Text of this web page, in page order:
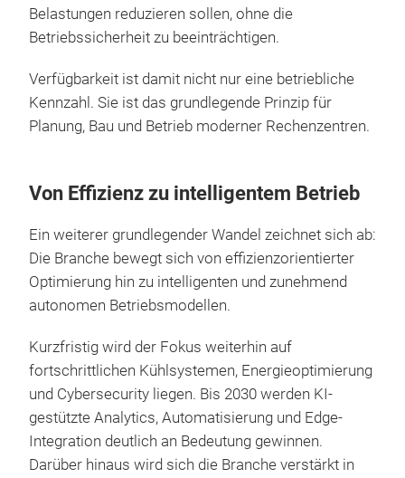
Belastungen reduzieren sollen, ohne die
Betriebssicherheit zu beeinträchtigen.
Verfügbarkeit ist damit nicht nur eine betriebliche
Kennzahl. Sie ist das grundlegende Prinzip für
Planung, Bau und Betrieb moderner Rechenzentren.
Von Effizienz zu intelligentem Betrieb
Ein weiterer grundlegender Wandel zeichnet sich ab:
Die Branche bewegt sich von effizienzorientierter
Optimierung hin zu intelligenten und zunehmend
autonomen Betriebsmodellen.
Kurzfristig wird der Fokus weiterhin auf
fortschrittlichen Kühlsystemen, Energieoptimierung
und Cybersecurity liegen. Bis 2030 werden KI-
gestützte Analytics, Automatisierung und Edge-
Integration deutlich an Bedeutung gewinnen.
Darüber hinaus wird sich die Branche verstärkt in